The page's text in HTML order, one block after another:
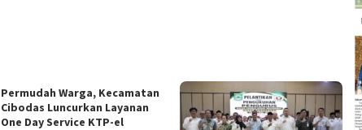
Permudah Warga, Kecamatan
Cibodas Luncurkan Layanan
One Day Service KTP-el